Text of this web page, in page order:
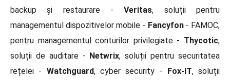
backup și restaurare -Veritas, soluții pentru
managementul dispozitivelor mobile - Fancyfon- FAMOC,
pentru managementul conturilor privilegiate - Thycotic,
soluții de auditare - Netwrix, soluții pentru securitatea
rețelei - Watchguard, cyber security - Fox-IT, soluții